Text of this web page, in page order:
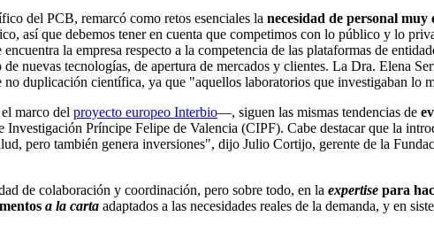
del PCB, remarcó como retos esenciales la necesidad de personal muy
así que debemos tener en cuenta que competimos con lo público y lo
la empresa respecto a la competencia de las plataformas de
nuevas tecnologías, de apertura de mercados y clientes. La Dra. Elena
no duplicación científica, ya que "aquellos laboratorios que investigaban lo
marco del proyecto europeo Interbio—, siguen las mismas tendencias de
Príncipe Felipe de Valencia (CIPF). Cabe destacar que la
pero también genera inversiones", dijo Julio Cortijo, gerente de la
de colaboración y coordinación, pero sobre todo, en la expertise para
a la carta adaptados a las necesidades reales de la demanda, y en